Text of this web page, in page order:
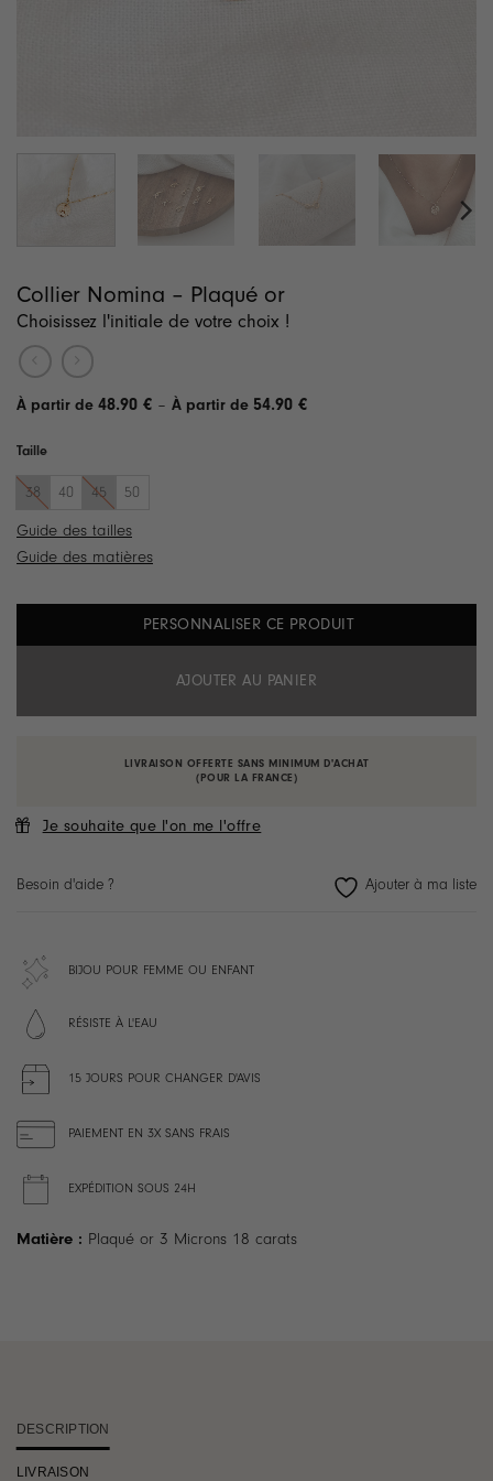
Collier Nomina – Plaqué or
Choisissez l'initiale de votre choix !
48.90 € – 54.90 €Plage
Taille
38 40 45 50
Guide des tailles
Guide des matières
PERSONNALISER CE PRODUIT
AJOUTER AU PANIER
LIVRAISON OFFERTE SANS MINIMUM D'ACHAT
(POUR LA FRANCE)
Je souhaite que l'on me l'offre
Besoin d'aide ?
BIJOU POUR FEMME OU ENFANT
RÉSISTE À L'EAU
15 JOURS POUR CHANGER D'AVIS
PAIEMENT EN 3X SANS FRAIS
EXPÉDITION SOUS 24H
Matière : Plaqué or 3 Microns 18 carats
DESCRIPTION
LIVRAISON